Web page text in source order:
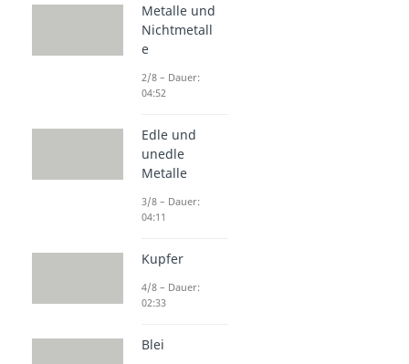
Metalle und
Nichtmetall
e
2/8 – Dauer:
04:52
Edle und
unedle
Metalle
3/8 – Dauer:
04:11
Kupfer
4/8 – Dauer:
02:33
Blei